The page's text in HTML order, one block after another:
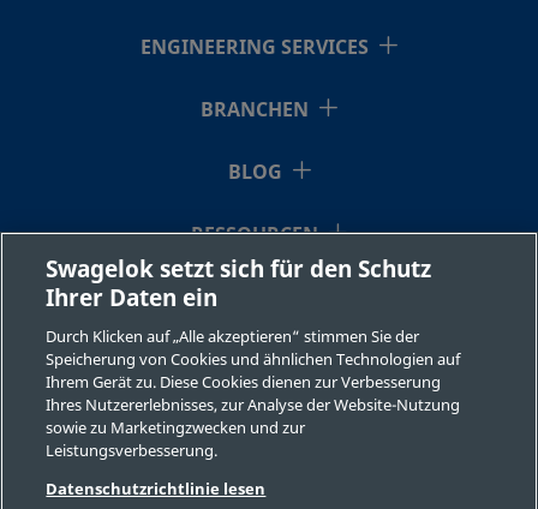
ENGINEERING SERVICES
BRANCHEN
BLOG
RESSOURCEN
ÜBER UNS
©2026 Swagelok Company. Alle Rechte vorbehalten.
Swagelok setzt sich für den Schutz
Ihrer Daten ein
Durch Klicken auf „Alle akzeptieren“ stimmen Sie der
Speicherung von Cookies und ähnlichen Technologien auf
Ihrem Gerät zu. Diese Cookies dienen zur Verbesserung
Ihres Nutzererlebnisses, zur Analyse der Website-Nutzung
sowie zu Marketingzwecken und zur
Leistungsverbesserung.
Datenschutzrichtlinie lesen